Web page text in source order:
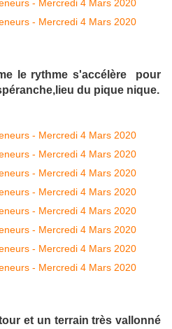
le rythme s'accélère pour
du pique nique.
et un terrain très vallonné